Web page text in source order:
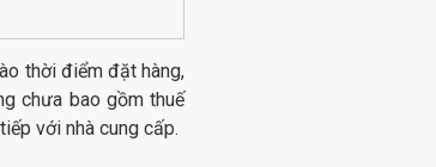
thời điểm đặt hàng,
chưa bao gồm thuế
với nhà cung cấp.